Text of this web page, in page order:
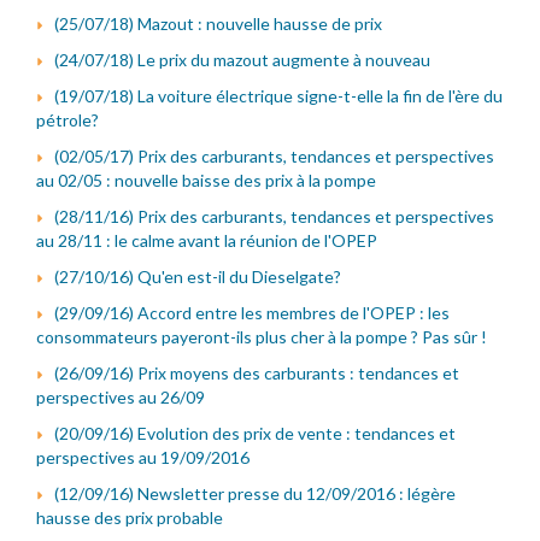
(25/07/18) Mazout : nouvelle hausse de prix
(24/07/18) Le prix du mazout augmente à nouveau
(19/07/18) La voiture électrique signe-t-elle la fin de l'ère du
pétrole?
(02/05/17) Prix des carburants, tendances et perspectives
au 02/05 : nouvelle baisse des prix à la pompe
(28/11/16) Prix des carburants, tendances et perspectives
au 28/11 : le calme avant la réunion de l'OPEP
(27/10/16) Qu'en est-il du Dieselgate?
(29/09/16) Accord entre les membres de l'OPEP : les
consommateurs payeront-ils plus cher à la pompe ? Pas sûr !
(26/09/16) Prix moyens des carburants : tendances et
perspectives au 26/09
(20/09/16) Evolution des prix de vente : tendances et
perspectives au 19/09/2016
(12/09/16) Newsletter presse du 12/09/2016 : légère
hausse des prix probable